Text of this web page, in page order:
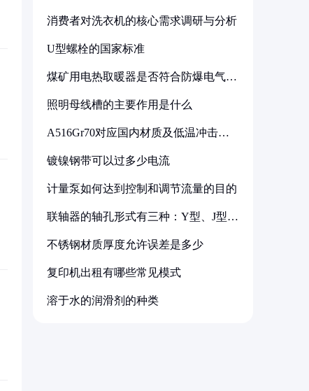
消费者对洗衣机的核心需求调研与分析
U型螺栓的国家标准
煤矿用电热取暖器是否符合防爆电气设
照明母线槽的主要作用是什么
A516Gr70对应国内材质及低温冲击要
镀镍钢带可以过多少电流
计量泵如何达到控制和调节流量的目的
联轴器的轴孔形式有三种：Y型、J型、
不锈钢材质厚度允许误差是多少
复印机出租有哪些常见模式
溶于水的润滑剂的种类